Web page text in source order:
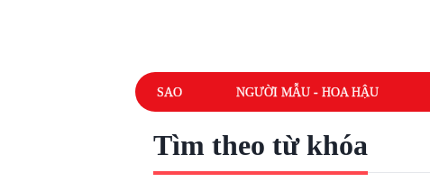
SAO NGƯỜI MẪU - HOA HẬU
Tìm theo từ khóa